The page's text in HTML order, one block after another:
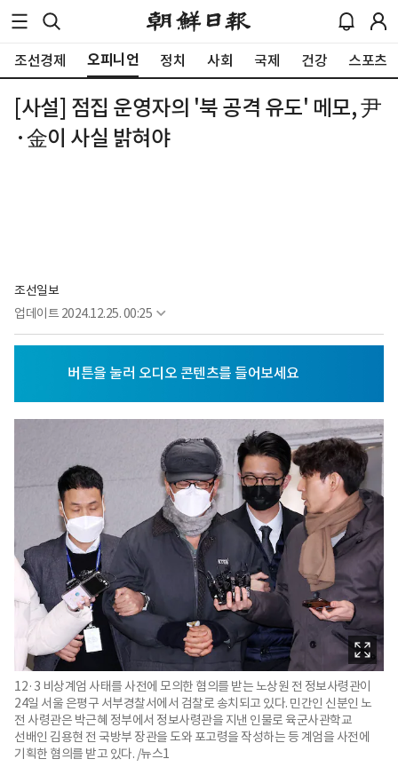
조선경제 오피니언 정치 사회 국제 건강 스포츠
[사설] 점집 운영자의 '북 공격 유도' 메모, 尹
·金이 사실 밝혀야
조선일보
업데이트 2024.12.25. 00:25
12·3 비상계엄 사태를 사전에 모의한 혐의를 받는 노상원 전 정보사령관이
24일 서울 은평구 서부경찰서에서 검찰로 송치되고 있다. 민간인 신분인 노
전 사령관은 박근혜 정부에서 정보사령관을 지낸 인물로 육군사관학교
선배인 김용현 전 국방부 장관을 도와 포고령을 작성하는 등 계엄을 사전에
기획한 혐의를 받고 있다. /뉴스1